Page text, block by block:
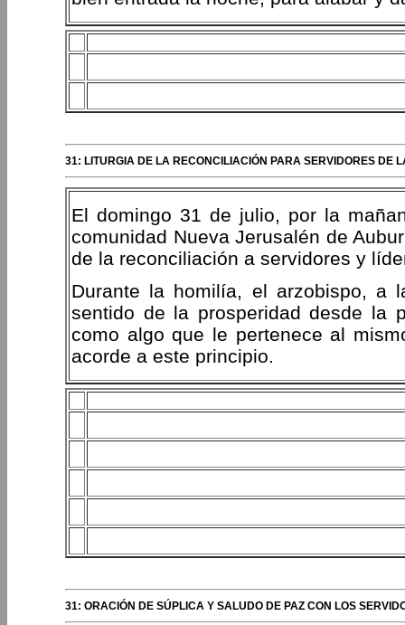
31: LITURGIA DE LA RECONCILIACIÓN PARA SERVIDORES
El domingo 31 de julio, por la
comunidad Nueva Jerusalén de
de la reconciliación a servidores y
Durante la homilía, el arzobispo, a
sentido de la prosperidad desde la
como algo que le pertenece al
acorde a este principio.
31: ORACIÓN DE SÚPLICA Y SALUDO DE PAZ CON LOS